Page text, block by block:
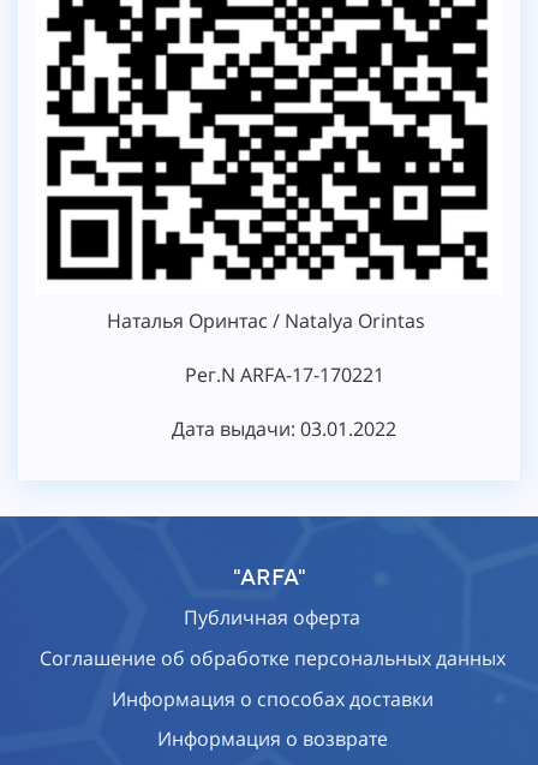
Наталья Оринтас / Natalya Orintas
Рег.N ARFA-17-170221
Дата выдачи: 03.01.2022
"ARFA"
Публичная оферта
Соглашение об обработке персональных данных
Информация о способах доставки
Информация о возврате